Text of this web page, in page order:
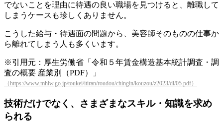
でないことを理由に待遇の良い職場を見つけると、離職して
しまうケースも珍しくありません。
こうした給与・待遇面の問題から、美容師そのものの仕事か
ら離れてしまう人も多くいます。
※引用元：厚生労働省「令和５年賃金構造基本統計調査・調
査の概要 産業別（PDF）」
（https://www.mhlw.go.jp/toukei/itiran/roudou/chingin/kouzou/z2023/dl/05.pdf）
技術だけでなく、さまざまなスキル・知識を求め
られる